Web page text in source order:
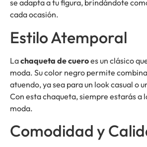
se adapta a tu figura, brindándote
cada ocasión.
Estilo Atemporal
Lachaqueta de cueroes un clásico
moda. Su color negro permite
atuendo, ya sea para un look casual o
Con esta chaqueta, siempre estarás a
moda.
Comodidad y